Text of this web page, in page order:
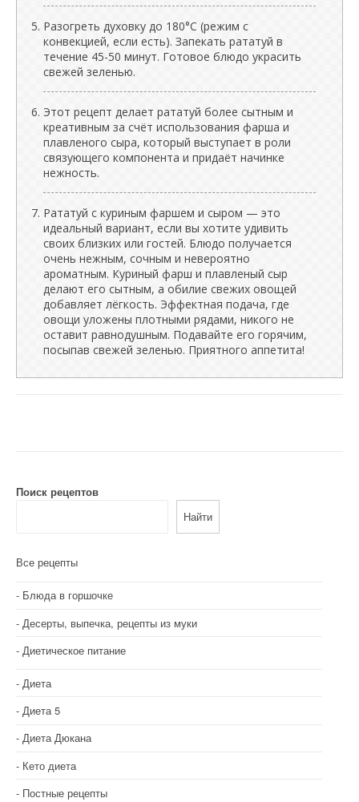
Разогреть духовку до 180°C (режим с
конвекцией, если есть). Запекать рататуй в
течение 45-50 минут. Готовое блюдо украсить
свежей зеленью.
Этот рецепт делает рататуй более сытным и
креативным за счёт использования фарша и
плавленого сыра, который выступает в роли
связующего компонента и придаёт начинке
нежность.
Рататуй с куриным фаршем и сыром — это
идеальный вариант, если вы хотите удивить
своих близких или гостей. Блюдо получается
очень нежным, сочным и невероятно
ароматным. Куриный фарш и плавленый сыр
делают его сытным, а обилие свежих овощей
добавляет лёгкость. Эффектная подача, где
овощи уложены плотными рядами, никого не
оставит равнодушным. Подавайте его горячим,
посыпав свежей зеленью. Приятного аппетита!
Поиск рецептов
Найти
Все рецепты
Блюда в горшочке
Десерты, выпечка, рецепты из муки
Диетическое питание
Диета
Диета 5
Диета Дюкана
Кето диета
Постные рецепты